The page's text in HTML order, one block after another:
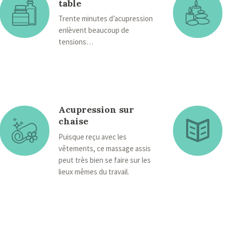
table
Trente minutes d’acupression
enlèvent beaucoup de
tensions…
Acupression sur
chaise
Puisque reçu avec les
vêtements, ce massage assis
peut très bien se faire sur les
lieux mêmes du travail.